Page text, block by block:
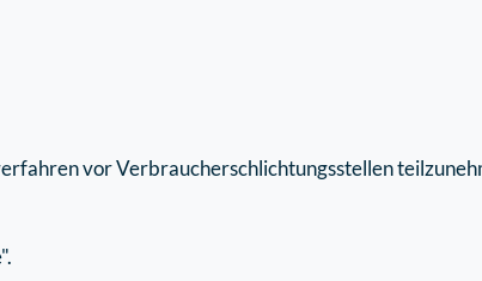
vor Verbraucherschlichtungsstellen